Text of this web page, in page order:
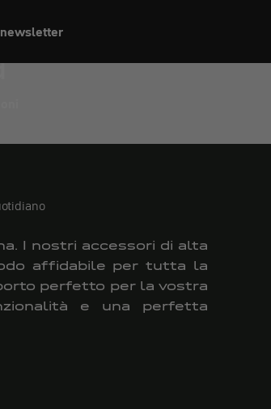
I nostri accessori di alta
affidabile per tutta la
perfetto per la vostra
e una perfetta